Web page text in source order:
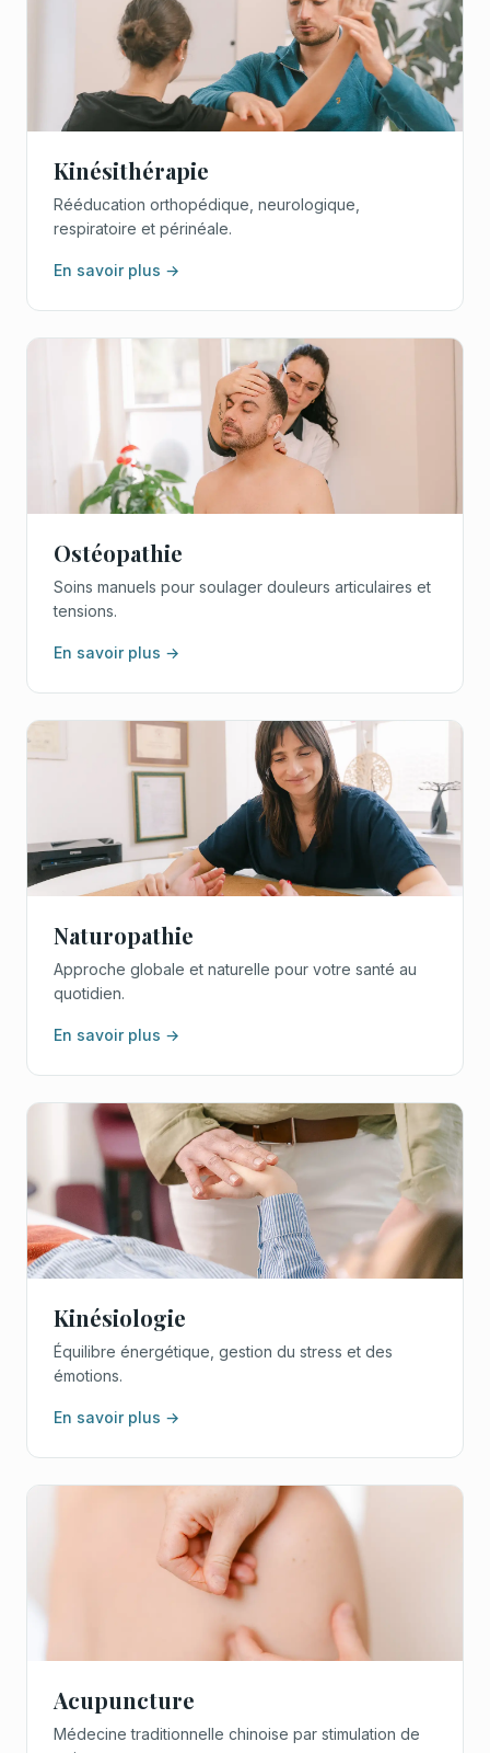
Kinésithérapie
Rééducation orthopédique, neurologique,
respiratoire et périnéale.
En savoir plus →
Ostéopathie
Soins manuels pour soulager douleurs articulaires et
tensions.
En savoir plus →
Naturopathie
Approche globale et naturelle pour votre santé au
quotidien.
En savoir plus →
Kinésiologie
Équilibre énergétique, gestion du stress et des
émotions.
En savoir plus →
Acupuncture
Médecine traditionnelle chinoise par stimulation de